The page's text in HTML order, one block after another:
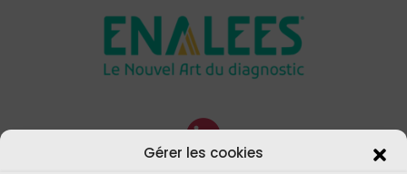
Gérer les cookies